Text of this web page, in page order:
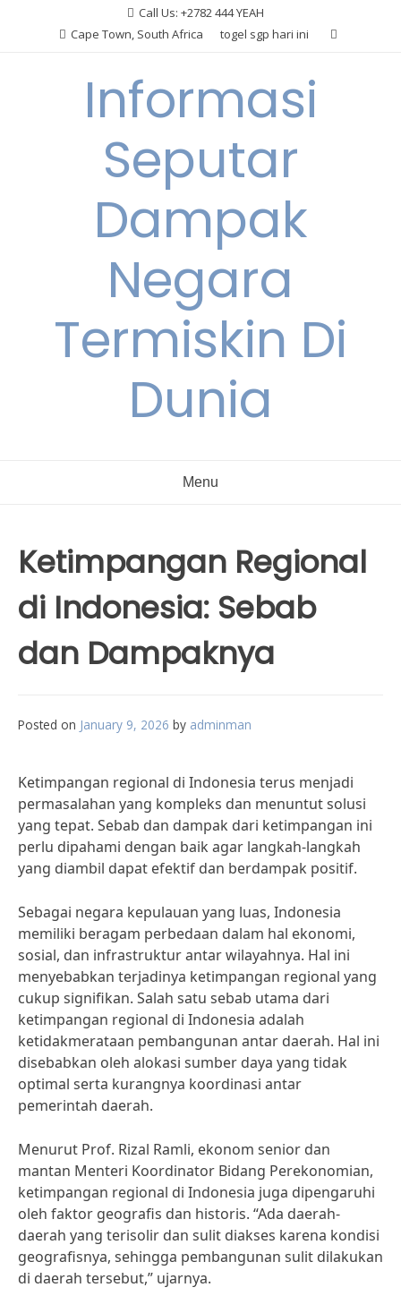
Call Us: +2782 444 YEAH
Cape Town, South Africa
togel sgp hari ini
Informasi
Seputar
Dampak
Negara
Termiskin Di
Dunia
Menu
Ketimpangan Regional
di Indonesia: Sebab
dan Dampaknya
Posted on January 9, 2026 by adminman
Ketimpangan regional di Indonesia terus menjadi
permasalahan yang kompleks dan menuntut solusi
yang tepat. Sebab dan dampak dari ketimpangan ini
perlu dipahami dengan baik agar langkah-langkah
yang diambil dapat efektif dan berdampak positif.
Sebagai negara kepulauan yang luas, Indonesia
memiliki beragam perbedaan dalam hal ekonomi,
sosial, dan infrastruktur antar wilayahnya. Hal ini
menyebabkan terjadinya ketimpangan regional yang
cukup signifikan. Salah satu sebab utama dari
ketimpangan regional di Indonesia adalah
ketidakmerataan pembangunan antar daerah. Hal ini
disebabkan oleh alokasi sumber daya yang tidak
optimal serta kurangnya koordinasi antar
pemerintah daerah.
Menurut Prof. Rizal Ramli, ekonom senior dan
mantan Menteri Koordinator Bidang Perekonomian,
ketimpangan regional di Indonesia juga dipengaruhi
oleh faktor geografis dan historis. “Ada daerah-
daerah yang terisolir dan sulit diakses karena kondisi
geografisnya, sehingga pembangunan sulit dilakukan
di daerah tersebut,” ujarnya.